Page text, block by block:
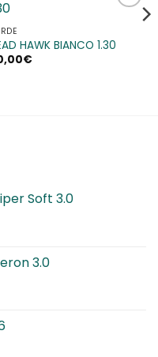
dei
desideri
HAWK BIANCO 1.30
€
Soft 3.0
3.0